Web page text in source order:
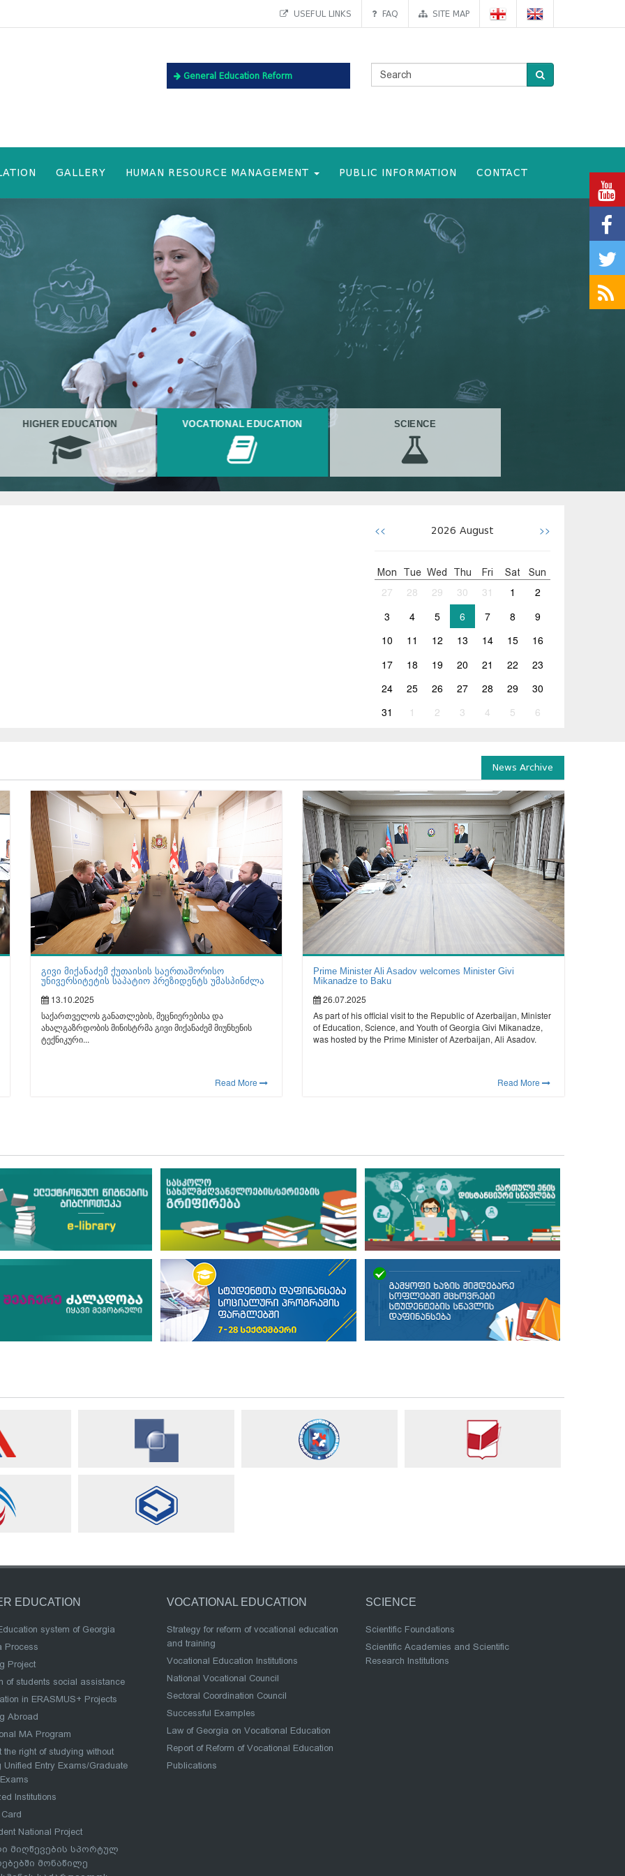
USEFUL LINKS FAQ SITE MAP
General Education Reform
GALLERY HUMAN RESOURCE MANAGEMENT PUBLIC INFORMATION CONTACT
HIGHER EDUCATION VOCATIONAL EDUCATION SCIENCE
<< 2026 August >>
Mon Tue Wed Thu Fri Sat Sun
27 28 29 30 31 1
2
3
4 5 6 7 8
9
10
11 12 13 14 15
16
17
18 19 20 21 22
23
24
25 26 27 28 29
30
31
1 2 3 4 5 6
News Archive
გივი მიქანაძემ ქუთაისის საერთაშორისო
უნივერსიტეტის საპატიო პრეზიდენტს უმასპინძლა
13.10.2025
საქართველოს განათლების, მეცნიერებისა და
ახალგაზრდობის მინისტრმა გივი მიქანაძემ მიუნხენის
ტექნიკური...
Read More
Prime Minister Ali Asadov welcomes Minister Givi
Mikanadze to Baku
26.07.2025
As part of his official visit to the Republic of Azerbaijan, Minister
of Education, Science, and Youth of Georgia Givi Mikanadze,
was hosted by the Prime Minister of Azerbaijan, Ali Asadov.
Read More
EDUCATION
system of Georgia
Process
Project
of students social assistance
in ERASMUS+ Projects
Abroad
MA Program
the right of studying without
Unified Entry Exams/Graduate
Institutions
National Project
მიღწევების სპორტულ
მონაწილე
VOCATIONAL EDUCATION
Strategy for reform of vocational education
and training
Vocational Education Institutions
National Vocational Council
Sectoral Coordination Council
Successful Examples
Law of Georgia on Vocational Education
Report of Reform of Vocational Education
Publications
SCIENCE
Scientific Foundations
Scientific Academies and Scientific
Research Institutions